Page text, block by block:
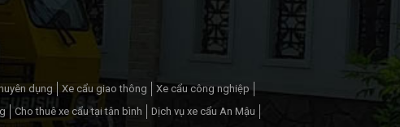
dụng Xe cẩu giao thông
Xe cẩu công nghiệp
Cho thuê xe cẩu tại tân bình
Dịch vụ xe cẩu An Mậu